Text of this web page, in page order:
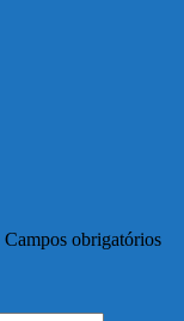
Campos obrigatórios